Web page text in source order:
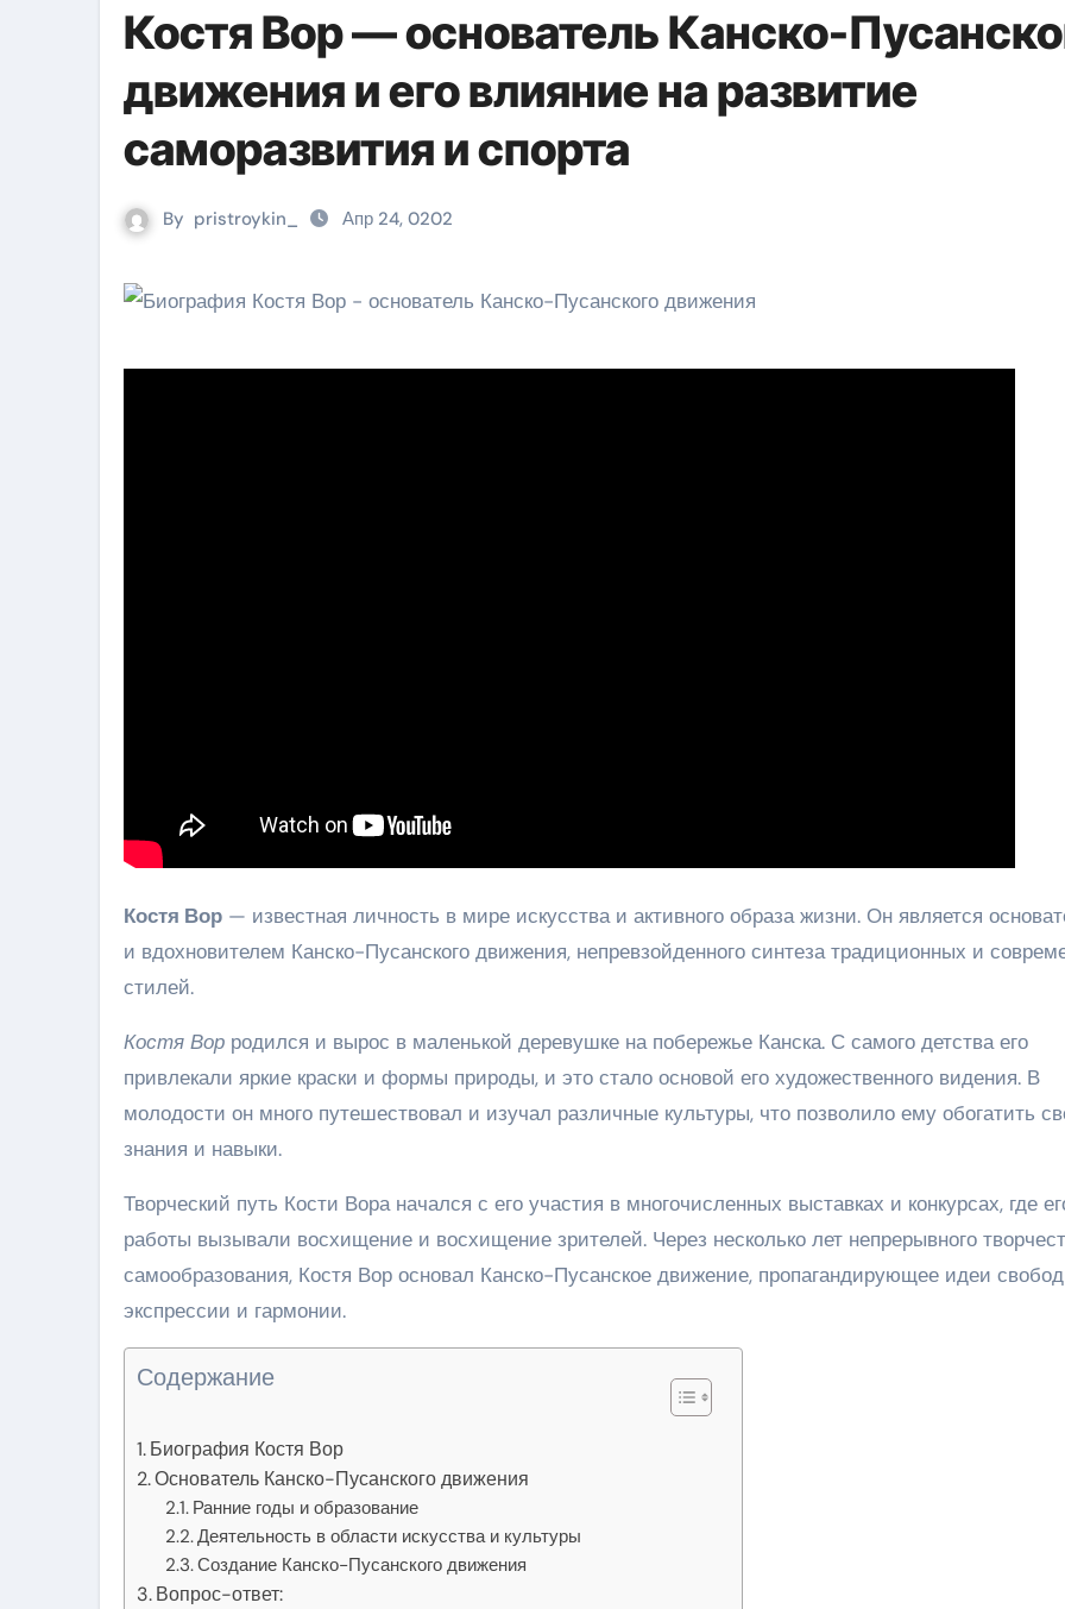
Костя Вор — основатель Канско-
движения и его влияние на развитие
саморазвития и спорта
By pristroykin_ Апр 24, 0202
Костя Вор — известная личность в мире искусства и активного образа жизни. Он является
и вдохновителем Канско-Пусанского движения, непревзойденного синтеза традиционных и
стилей.
Костя Вор родился и вырос в маленькой деревушке на побережье Канска. С самого детства его
привлекали яркие краски и формы природы, и это стало основой его художественного видения. В
молодости он много путешествовал и изучал различные культуры, что позволило ему обогатить
знания и навыки.
Творческий путь Кости Вора начался с его участия в многочисленных выставках и конкурсах, где
работы вызывали восхищение и восхищение зрителей. Через несколько лет непрерывного
самообразования, Костя Вор основал Канско-Пусанское движение, пропагандирующее идеи
экспрессии и гармонии.
Содержание
Биография Костя Вор
Основатель Канско-Пусанского движения
Ранние годы и образование
Деятельность в области искусства и культуры
Создание Канско-Пусанского движения
Вопрос-ответ: